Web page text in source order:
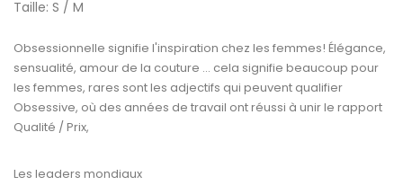
Taille: S / M
Obsessionnelle signifie l'inspiration chez les femmes! Élégance,
sensualité, amour de la couture ... cela signifie beaucoup pour
les femmes, rares sont les adjectifs qui peuvent qualifier
Obsessive, où des années de travail ont réussi à unir le rapport
Qualité / Prix,
Les leaders mondiaux